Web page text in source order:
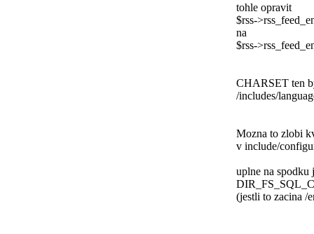
tohle opravit
$rss-
na
$rss-
CHARSET ten
/includes/
Mozna to zlobi
v include/
uplne na spodku
(jestli to zacina /